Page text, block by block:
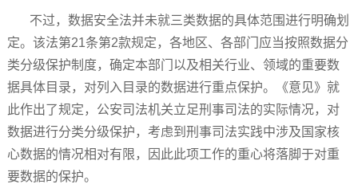
不过，数据安全法并未就三类数据的具体范围进行明确划
定。该法第21条第2款规定，各地区、各部门应当按照数据分
类分级保护制度，确定本部门以及相关行业、领域的重要数
据具体目录，对列入目录的数据进行重点保护。《意见》就
此作出了规定，公安司法机关立足刑事司法的实际情况，对
数据进行分类分级保护，考虑到刑事司法实践中涉及国家核
心数据的情况相对有限，因此此项工作的重心将落脚于对重
要数据的保护。